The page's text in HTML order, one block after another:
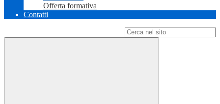
Offerta formativa
Contatti